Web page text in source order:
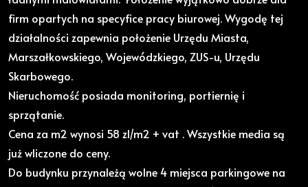
firm opartych na specyfice pracy biurowej. Wygodę tej
działalności zapewnia położenie Urzędu Miasta,
Marszałkowskiego, Wojewódzkiego, ZUS-u, Urzędu
Skarbowego.
Nieruchomość posiada monitoring, portiernię i
sprzątanie.
Cena za m2 wynosi 58 zl/m2 + vat . Wszystkie media są
już wliczone do ceny.
Do budynku przynależą wolne 4 miejsca parkingowe na